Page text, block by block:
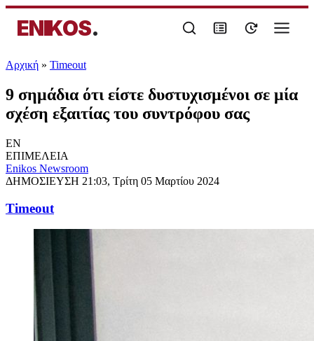
ENIKOS.
Αρχική » Timeout
9 σημάδια ότι είστε δυστυχισμένοι σε μία
σχέση εξαιτίας του συντρόφου σας
EN
ΕΠΙΜΕΛΕΙΑ
Enikos Newsroom
ΔΗΜΟΣΙΕΥΣΗ 21:03, Τρίτη 05 Μαρτίου 2024
Timeout